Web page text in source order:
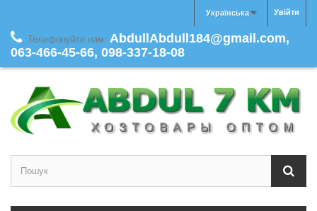
Увійти
Українська
Телефонуйте нам: AbdullAbdull184@gmail.com,
063-466-45-66, 098-337-18-08